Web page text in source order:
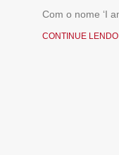
Com o nome ‘I
CONTINUE LENDO